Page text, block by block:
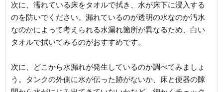
次に、濡れている床をタオルで拭き、水が床下に浸入する
のを防いでください。漏れているのが透明の水なのか汚水
なのかによって考えられる水漏れ箇所が異なるため、白い
タオルで拭いてみるのがおすすめです。
次に、どこから水漏れが発生しているのか調べてみましょ
う。タンクの外側に水が伝った跡がないか、床と便器の隙